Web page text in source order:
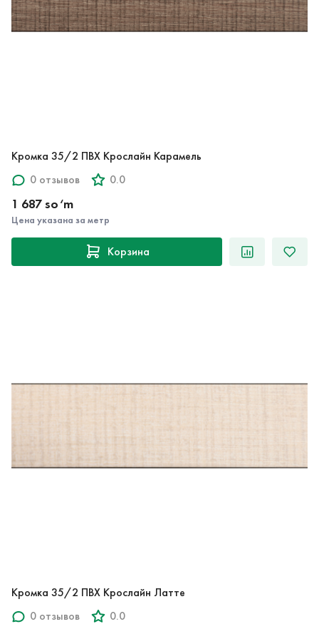
Кромка 35/2 ПВХ Крослайн Карамель
0 отзывов
0.0
1 687 so‘m
Цена указана за метр
Корзина
Кромка 35/2 ПВХ Крослайн Латте
0 отзывов
0.0